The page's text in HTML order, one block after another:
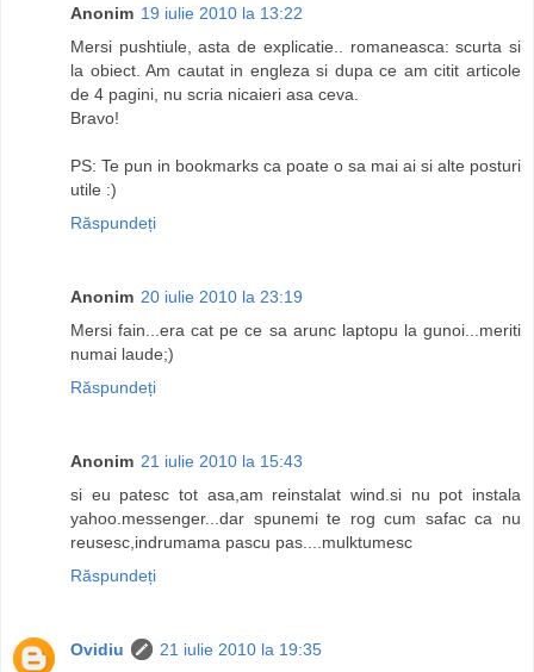
Anonim 19 iulie 2010 la 13:22
Mersi pushtiule, asta de explicatie.. romaneasca: scurta si
la obiect. Am cautat in engleza si dupa ce am citit articole
de 4 pagini, nu scria nicaieri asa ceva.
Bravo!
PS: Te pun in bookmarks ca poate o sa mai ai si alte posturi
utile :)
Răspundeți
Anonim 20 iulie 2010 la 23:19
Mersi fain...era cat pe ce sa arunc laptopu la gunoi...meriti
numai laude;)
Răspundeți
Anonim 21 iulie 2010 la 15:43
si eu patesc tot asa,am reinstalat wind.si nu pot instala
yahoo.messenger...dar spunemi te rog cum safac ca nu
reusesc,indrumama pascu pas....mulktumesc
Răspundeți
Ovidiu
21 iulie 2010 la 19:35